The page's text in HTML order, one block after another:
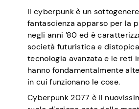
Il cyberpunk è un
fantascienza apparso per la
negli anni ’80 ed è
società futuristica e
tecnologia avanzata e le reti
hanno fondamentalmente
in cui funzionano le cose.
Cyberpunk 2077 è il